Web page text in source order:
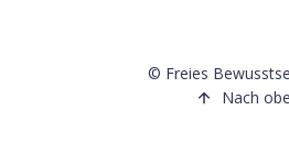
© Freies
Nach